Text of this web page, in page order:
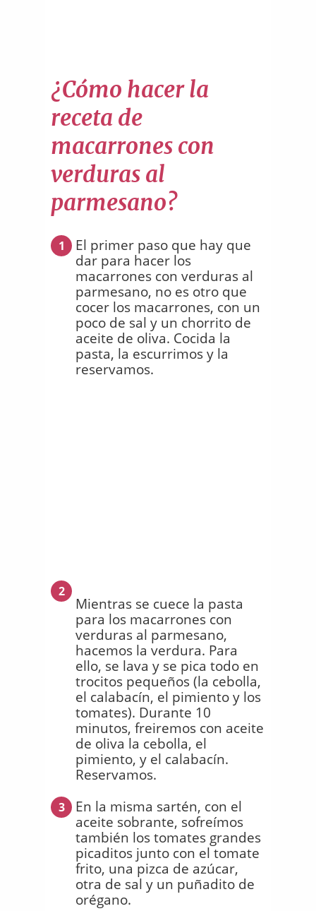
¿Cómo hacer la
receta de
macarrones con
verduras al
parmesano?
1
El primer paso que hay que
dar para hacer los
macarrones con verduras al
parmesano, no es otro que
cocer los macarrones, con un
poco de sal y un chorrito de
aceite de oliva. Cocida la
pasta, la escurrimos y la
reservamos.
2
Mientras se cuece la pasta
para los macarrones con
verduras al parmesano,
hacemos la verdura. Para
ello, se lava y se pica todo en
trocitos pequeños (la cebolla,
el calabacín, el pimiento y los
tomates). Durante 10
minutos, freiremos con aceite
de oliva la cebolla, el
pimiento, y el calabacín.
Reservamos.
3
En la misma sartén, con el
aceite sobrante, sofreímos
también los tomates grandes
picaditos junto con el tomate
frito, una pizca de azúcar,
otra de sal y un puñadito de
orégano.